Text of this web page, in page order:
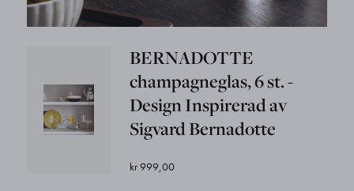
BERNADOTTE
champagneglas, 6 st. -
Design Inspirerad av
Sigvard Bernadotte
kr 999,00